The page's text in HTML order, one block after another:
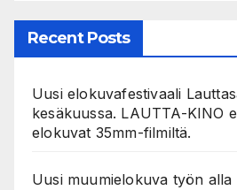
Recent Posts
Uusi elokuvafestivaali
kesäkuussa. LAUTTA-KINO
elokuvat 35mm-filmiltä.
Uusi muumielokuva työn alla